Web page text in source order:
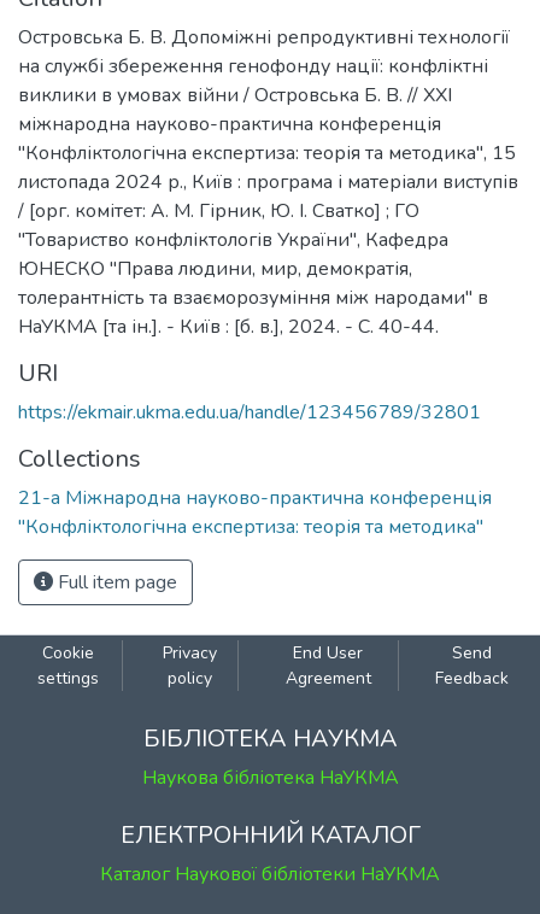
Островська Б. В. Допоміжні репродуктивні технології
на службі збереження генофонду нації: конфліктні
виклики в умовах війни / Островська Б. В. // ХХІ
міжнародна науково-практична конференція
"Конфліктологічна експертиза: теорія та методика", 15
листопада 2024 р., Київ : програма і матеріали виступів
/ [орг. комітет: А. М. Гірник, Ю. І. Сватко] ; ГО
"Товариство конфліктологів України", Кафедра
ЮНЕСКО "Права людини, мир, демократія,
толерантність та взаєморозуміння між народами" в
НаУКМА [та ін.]. - Київ : [б. в.], 2024. - C. 40-44.
URI
https://ekmair.ukma.edu.ua/handle/123456789/32801
Collections
21-а Міжнародна науково-практична конференція
"Конфліктологічна експертиза: теорія та методика"
Full item page
Cookie
settings
Privacy
policy
End User
Agreement
Send
Feedback
БІБЛІОТЕКА НАУКМА
Наукова бібліотека НаУКМА
ЕЛЕКТРОННИЙ КАТАЛОГ
Каталог Наукової бібліотеки НаУКМА